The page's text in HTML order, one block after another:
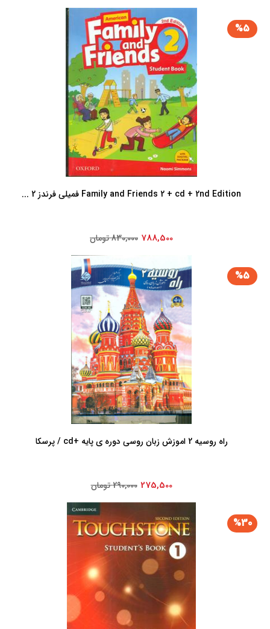
%5
Family and Friends 2 + cd + 2nd Edition فمیلی فرندز 2 ...
788,500 830,000 تومان
%5
راه روسیه 2 اموزش زبان روسی دوره ی پایه +cd / پرسکا
275,500 290,000 تومان
%30